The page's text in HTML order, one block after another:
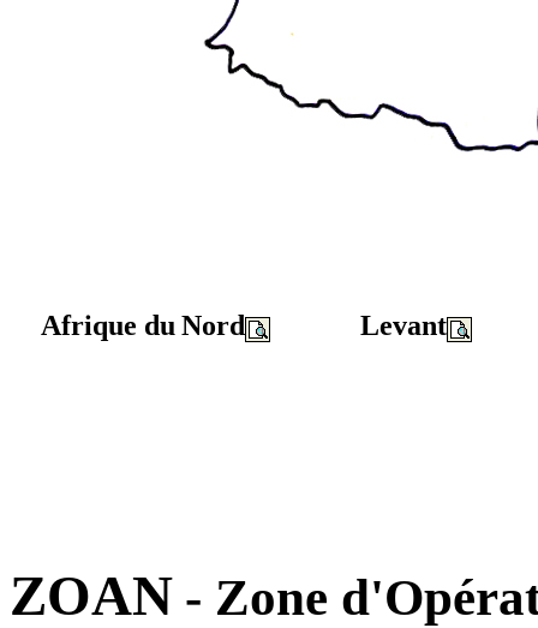
Afrique du Nord Levant
ZOAN - Zone